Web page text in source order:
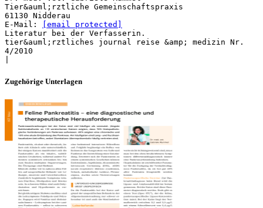
[email protected]
Literatur bei der Verfasserin.
tier&auml;rztliches journal reise &amp; medizin Nr.
4/2010
Zugehörige Unterlagen